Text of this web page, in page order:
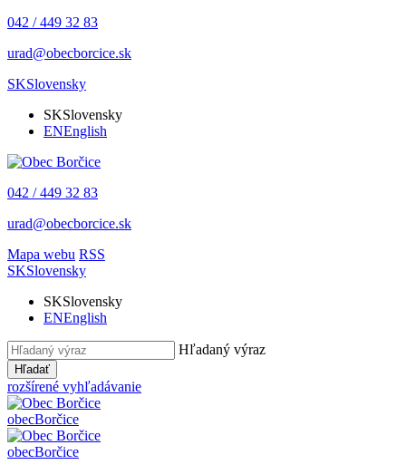
042 / 449 32 83
urad@obecborcice.sk
SKSlovensky
SKSlovensky
ENEnglish
042 / 449 32 83
urad@obecborcice.sk
Mapa webu RSS
SKSlovensky
SKSlovensky
ENEnglish
Hľadaný výraz
Hľadať
rozšírené vyhľadávanie
obecBorčice
obecBorčice